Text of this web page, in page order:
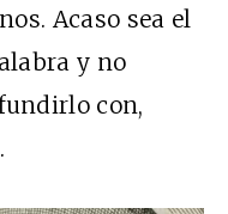
Acaso sea el
y no
con,